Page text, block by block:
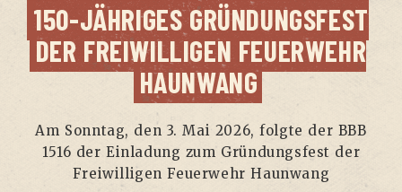
150-JÄH­RI­GES GRÜN­DUNGS­FEST
DER FREI­WIL­LI­GEN FEU­ER­WEHR
HAUNWANG
Am Sonn­tag, den 3. Mai 2026, folg­te der BBB
1516 der Ein­la­dung zum Grün­dungs­fest der
Frei­wil­li­gen Feu­er­wehr Haunwang